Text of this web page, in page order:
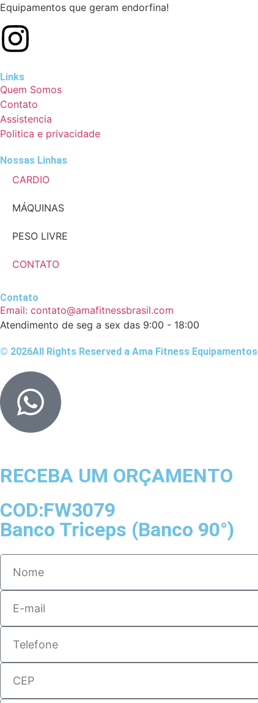
Equipamentos que geram endorfina!
Links
Quem Somos
Contato
Assistencia
Politica e privacidade
Nossas Linhas
CARDIO
MÁQUINAS
PESO LIVRE
CONTATO
Contato
Email: contato@amafitnessbrasil.com
Atendimento de seg a sex das 9:00 - 18:00
© 2026All Rights Reserved a Ama Fitness Equipamentos
RECEBA UM ORÇAMENTO
COD:FW3079
Banco Triceps (Banco 90°)